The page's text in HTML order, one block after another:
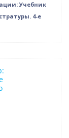
Учебник
4-е